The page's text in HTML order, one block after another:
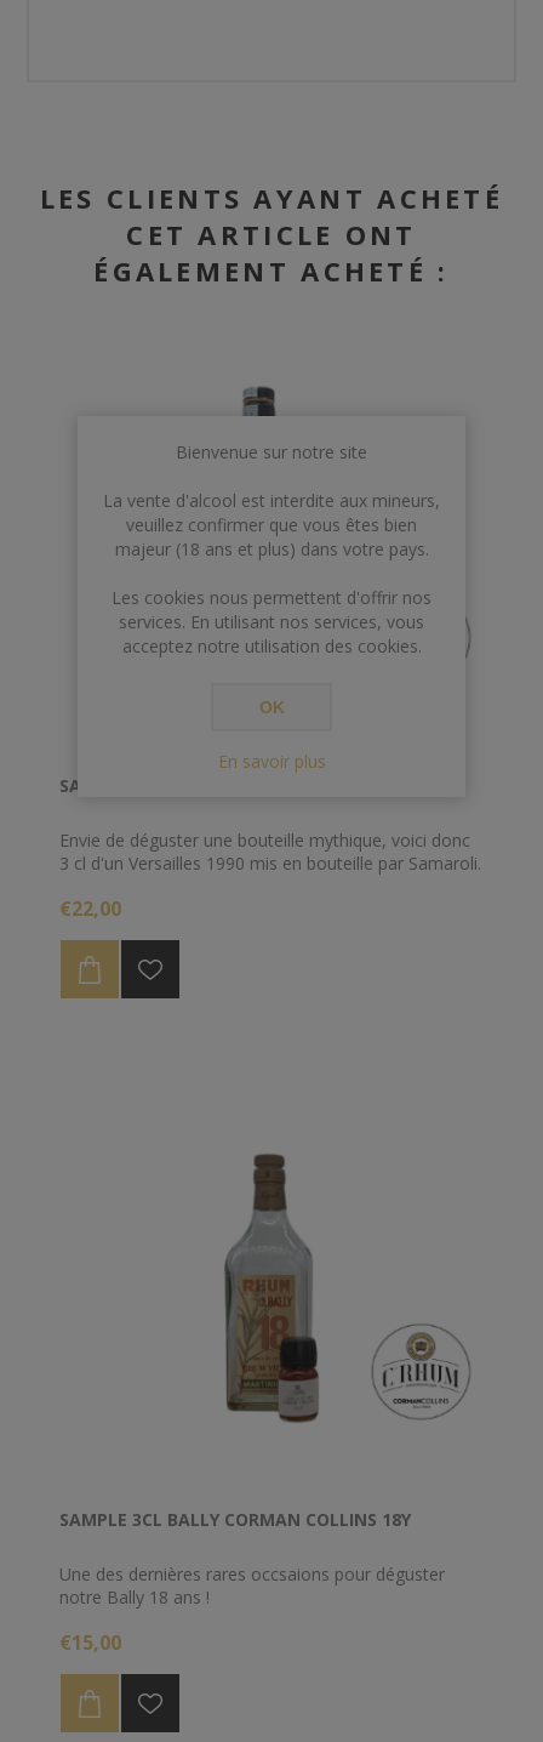
LES CLIENTS AYANT ACHETÉ
CET ARTICLE ONT
ÉGALEMENT ACHETÉ :
SAMPLE 3CL SAMAROLI VERSAILLES 1990 45°
Envie de déguster une bouteille mythique, voici donc
3 cl d'un Versailles 1990 mis en bouteille par Samaroli.
€22,00
SAMPLE 3CL BALLY CORMAN COLLINS 18Y
Une des dernières rares occsaions pour déguster
notre Bally 18 ans !
€15,00
Bienvenue sur notre site
La vente d'alcool est interdite aux mineurs,
veuillez confirmer que vous êtes bien
majeur (18 ans et plus) dans votre pays.
Les cookies nous permettent d'offrir nos
services. En utilisant nos services, vous
acceptez notre utilisation des cookies.
OK
En savoir plus